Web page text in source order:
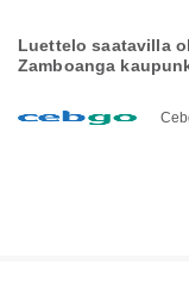
Luettelo saatavilla
Zamboanga